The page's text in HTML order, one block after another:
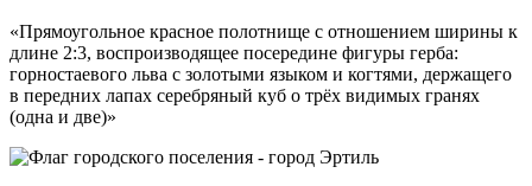
«Прямоугольное красное полотнище с отношением ширины к
длине 2:3, воспроизводящее посередине фигуры герба:
горностаевого льва с золотыми языком и когтями, держащего
в передних лапах серебряный куб о трёх видимых гранях
(одна и две)»